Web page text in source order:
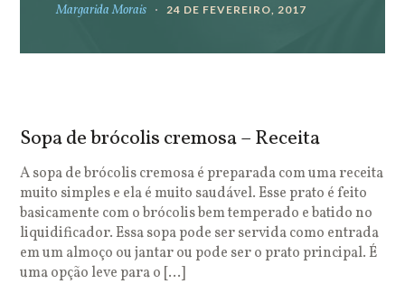
Margarida Morais 24 DE FEVEREIRO, 2017
Sopa de brócolis cremosa – Receita
A sopa de brócolis cremosa é preparada com uma receita
muito simples e ela é muito saudável. Esse prato é feito
basicamente com o brócolis bem temperado e batido no
liquidificador. Essa sopa pode ser servida como entrada
em um almoço ou jantar ou pode ser o prato principal. É
uma opção leve para o […]